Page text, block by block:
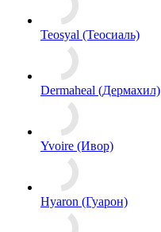
Teosyal (Теосиаль)
Dermaheal (Дермахил)
Yvoire (Ивор)
Hyaron (Гуарон)